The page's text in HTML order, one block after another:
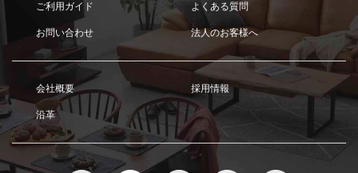
ご利用ガイド よくある質問
お問い合わせ 法人のお客様へ
会社概要 採用情報
沿革